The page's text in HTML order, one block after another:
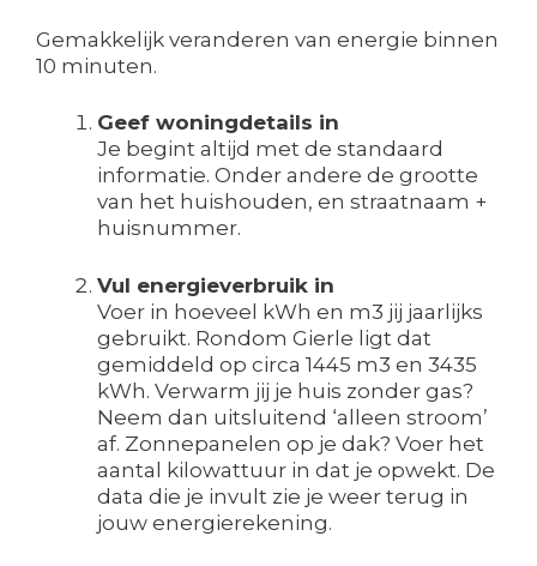
Gemakkelijk veranderen van energie binnen
10 minuten.
Geef woningdetails in
Je begint altijd met de standaard
informatie. Onder andere de grootte
van het huishouden, en straatnaam +
huisnummer.
Vul energieverbruik in
Voer in hoeveel kWh en m3 jij jaarlijks
gebruikt. Rondom Gierle ligt dat
gemiddeld op circa 1445 m3 en 3435
kWh. Verwarm jij je huis zonder gas?
Neem dan uitsluitend ‘alleen stroom’
af. Zonnepanelen op je dak? Voer het
aantal kilowattuur in dat je opwekt. De
data die je invult zie je weer terug in
jouw energierekening.